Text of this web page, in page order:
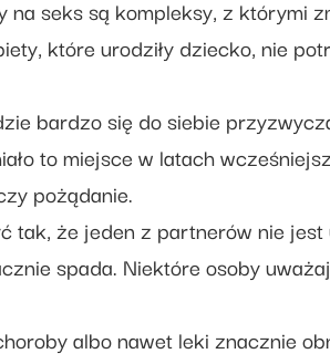
seks są kompleksy, z którymi
które urodziły dziecko, nie
bardzo się do siebie
to miejsce w latach
pożądanie.
tak, że jeden z partnerów nie
spada. Niektóre osoby
albo nawet leki znacznie